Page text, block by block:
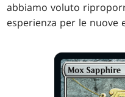
abbiamo voluto
esperienza per le nuove